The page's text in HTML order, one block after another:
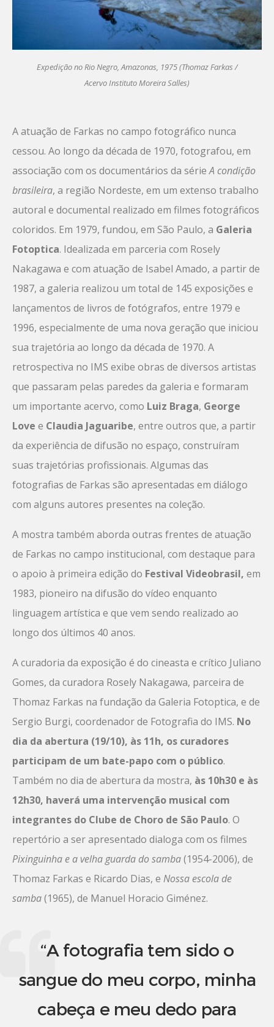
Expedição no Rio Negro, Amazonas, 1975 (Thomaz Farkas /
Acervo Instituto Moreira Salles)
A atuação de Farkas no campo fotográfico nunca
cessou. Ao longo da década de 1970, fotografou, em
associação com os documentários da sérieA condição
brasileira, a região Nordeste, em um extenso trabalho
autoral e documental realizado em filmes fotográficos
coloridos. Em 1979, fundou, em São Paulo, a Galeria
Fotoptica. Idealizada em parceria com Rosely
Nakagawa e com atuação de Isabel Amado, a partir de
1987, a galeria realizou um total de 145 exposições e
lançamentos de livros de fotógrafos, entre 1979 e
1996, especialmente de uma nova geração que iniciou
sua trajetória ao longo da década de 1970. A
retrospectiva no IMS exibe obras de diversos artistas
que passaram pelas paredes da galeria e formaram
um importante acervo, como Luiz Braga, George
Love e Claudia Jaguaribe, entre outros que, a partir
da experiência de difusão no espaço, construíram
suas trajetórias profissionais. Algumas das
fotografias de Farkas são apresentadas em diálogo
com alguns autores presentes na coleção.
A mostra também aborda outras frentes de atuação
de Farkas no campo institucional, com destaque para
o apoio à primeira edição do Festival Videobrasil, em
1983, pioneiro na difusão do vídeo enquanto
linguagem artística e que vem sendo realizado ao
longo dos últimos 40 anos.
A curadoria da exposição é do cineasta e crítico Juliano
Gomes, da curadora Rosely Nakagawa, parceira de
Thomaz Farkas na fundação da Galeria Fotoptica, e de
Sergio Burgi, coordenador de Fotografia do IMS. No
dia da abertura (19/10), às 11h, os curadores
participam de um bate-papo com o público.
Também no dia de abertura da mostra, às 10h30 e às
12h30, haverá uma intervenção musical com
integrantes do Clube de Choro de São Paulo. O
repertório a ser apresentado dialoga com os filmes
Pixinguinha e a velha guarda do samba(1954-2006), de
Thomaz Farkas e Ricardo Dias, e Nossa escola de
samba(1965), de Manuel Horacio Giménez.
“A fotografia tem sido o
sangue do meu corpo, minha
cabeça e meu dedo para